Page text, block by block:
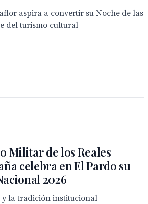
aspira a convertir su Noche de las
del turismo cultural
Militar de los Reales
celebra en El Pardo su
2026
y la tradición institucional